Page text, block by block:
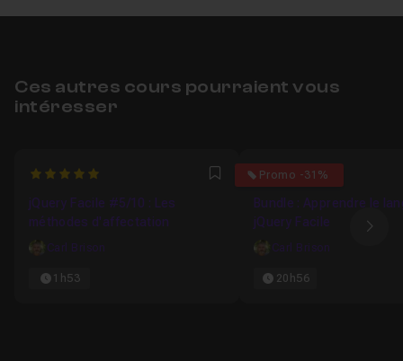
Ces autres cours pourraient vous
intéresser
5 Favori
jQuery Facile #5/10 : Les
méthodes d'affectation
Carl Brison
1h53
Promo -31%
0
Bundle : Apprendre le
jQuery Facile
Carl Brison
20h56